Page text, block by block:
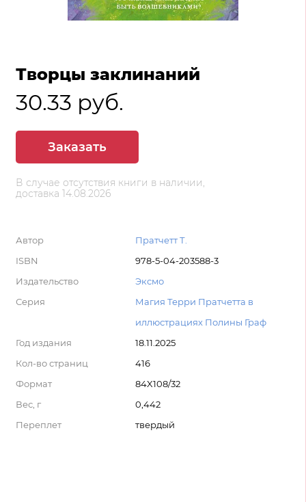
Творцы заклинаний
30.33 руб.
Заказать
В случае отсутствия книги в наличии,
доставка 14.08.2026
Автор
Пратчетт Т.
ISBN
978-5-04-203588-3
Издательство
Эксмо
Серия
Магия Терри Пратчетта в
иллюстрациях Полины Граф
Год издания
18.11.2025
Кол-во страниц
416
Формат
84X108/32
Вес, г
0,442
Переплет
твердый